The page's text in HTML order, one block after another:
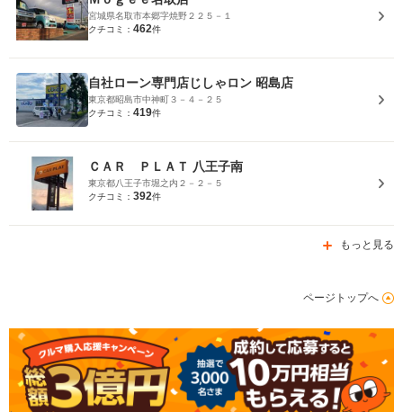
宮城県名取市本郷字焼野２２５－１
クチコミ： 462件
自社ローン専門店じしゃロン 昭島店
東京都昭島市中神町３－４－２５
クチコミ： 419件
ＣＡＲ ＰＬＡＴ 八王子南
東京都八王子市堀之内２－２－５
クチコミ： 392件
もっと見る
ページトップへ